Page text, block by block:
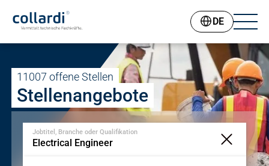
DE
11007 offene Stellen
Stellenangebote
Jobtitel, Branche oder Qualifikation